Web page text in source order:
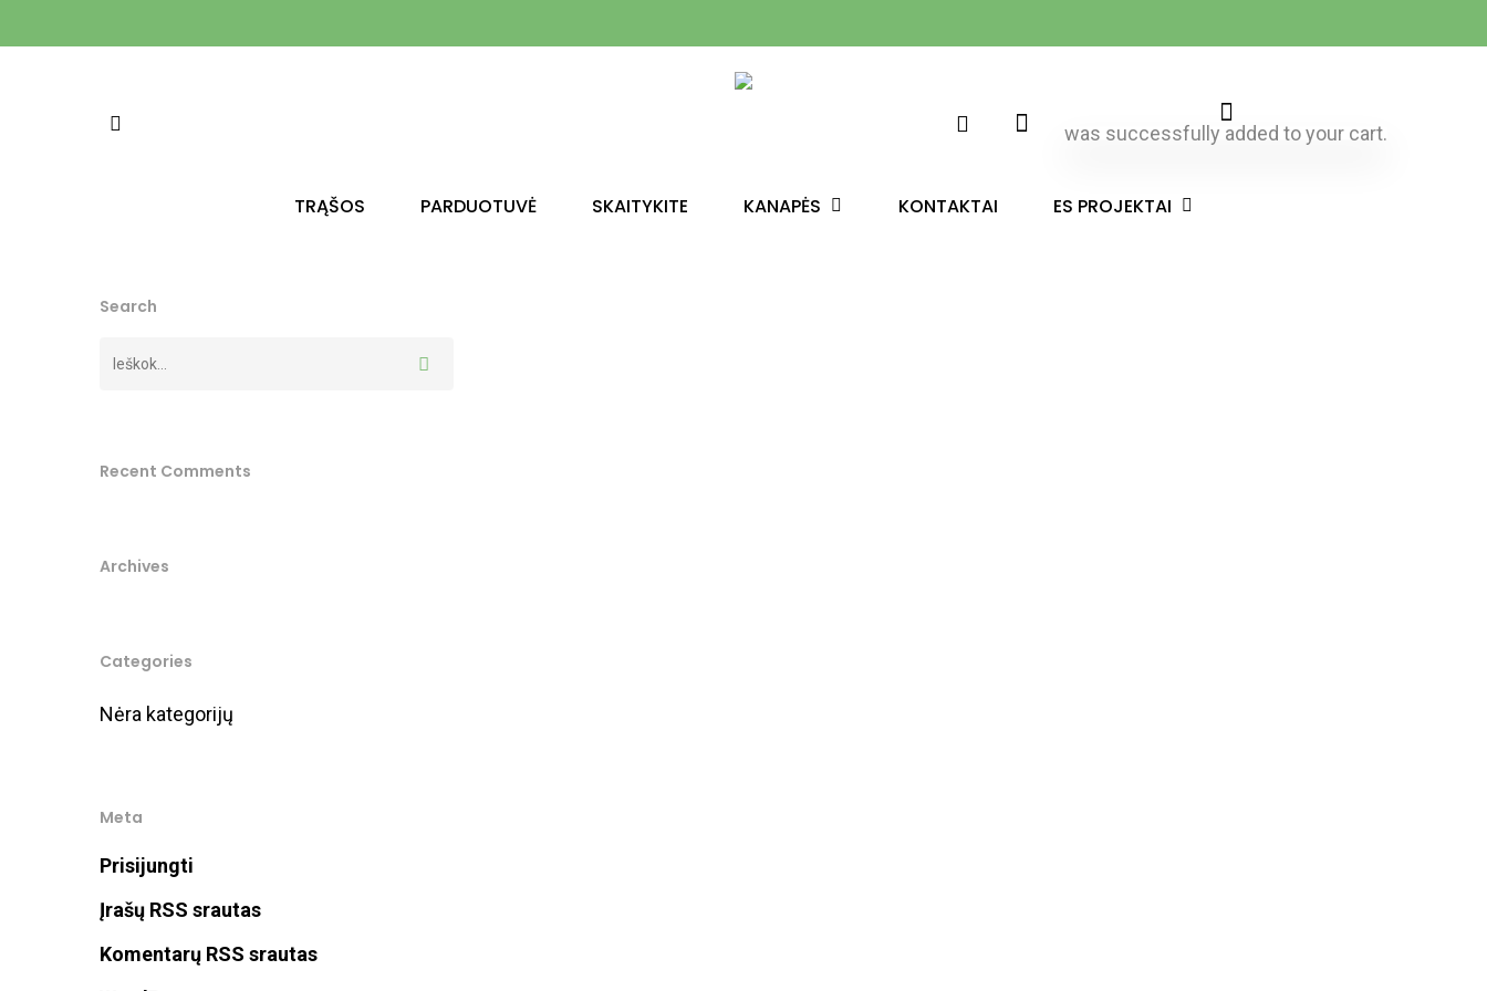
was successfully added to your cart.
TRĄŠOS PARDUOTUVĖ SKAITYKITE KANAPĖS KONTAKTAI ES PROJEKTAI
Search
Recent Comments
Archives
Categories
Nėra kategorijų
Meta
Prisijungti
Įrašų RSS srautas
Komentarų RSS srautas